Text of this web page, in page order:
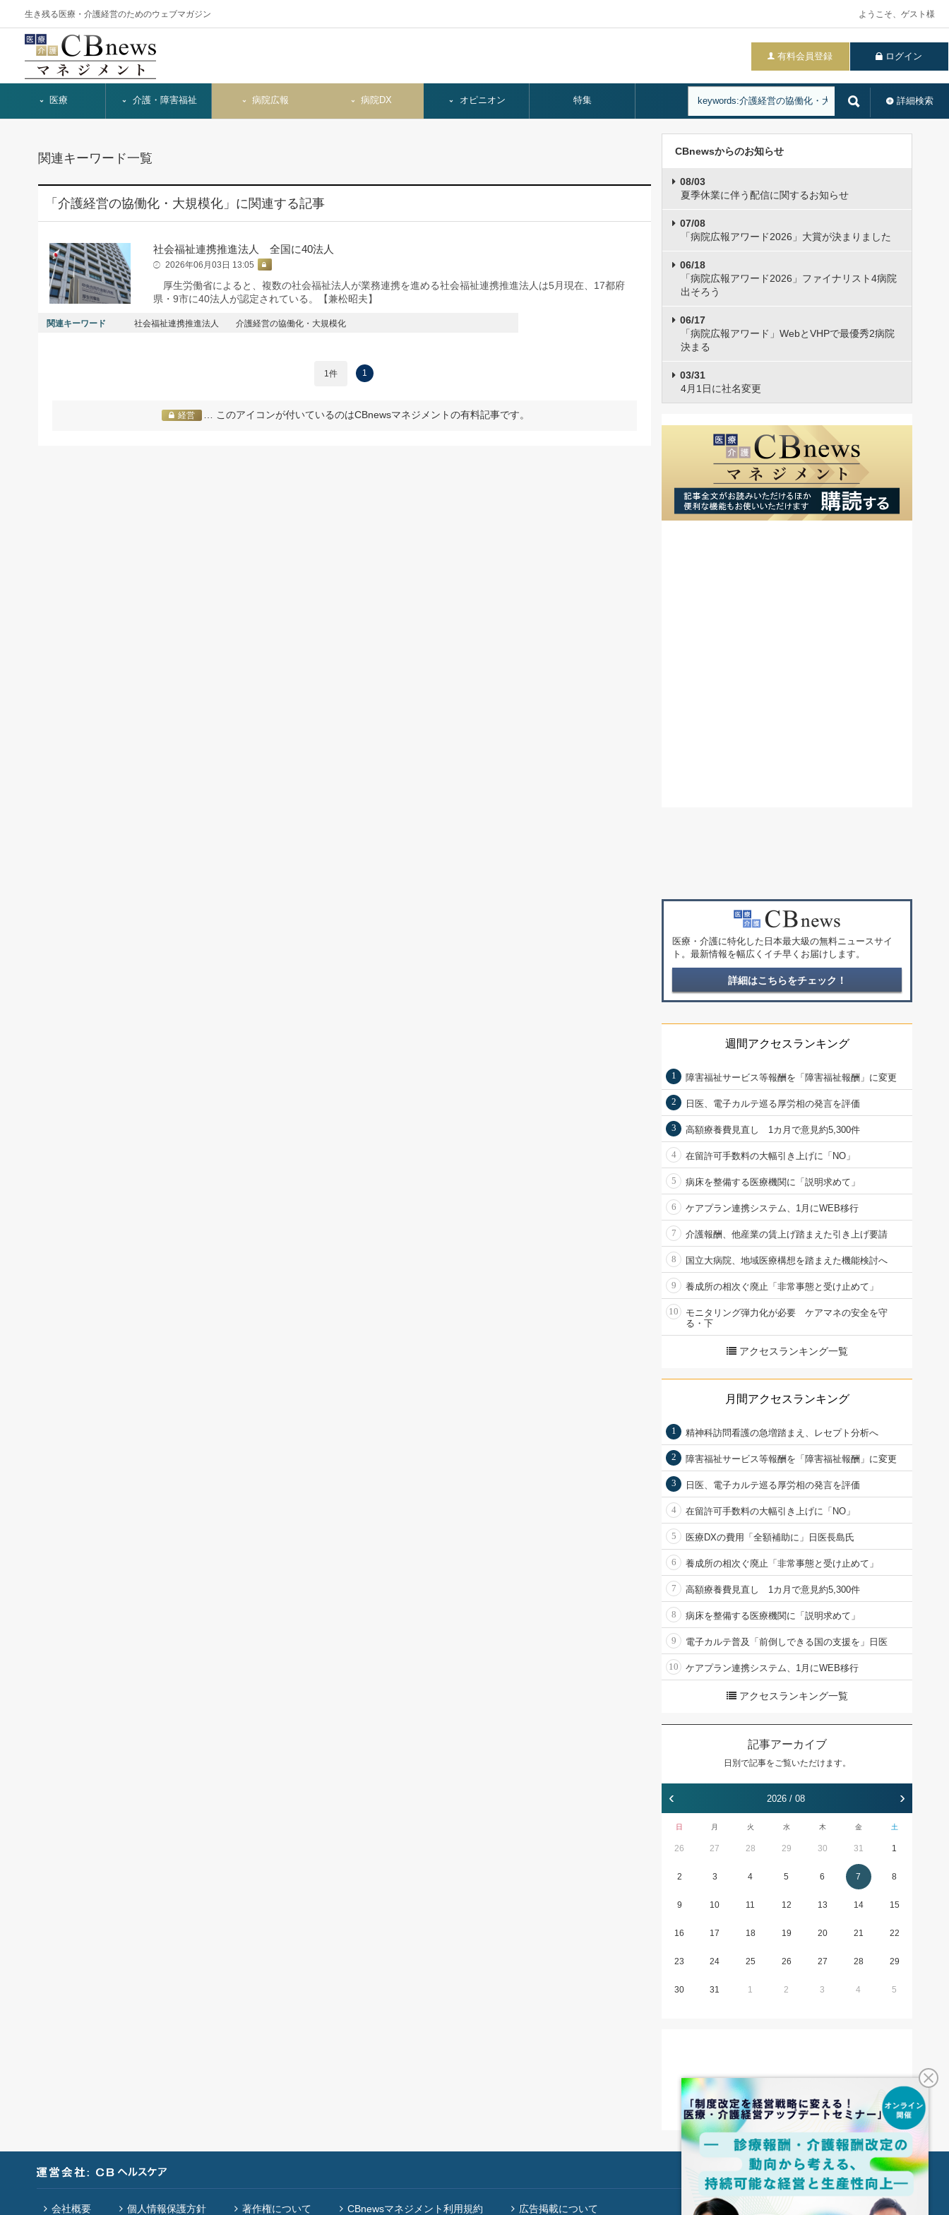
生き残る医療・介護経営のためのウェブマガジン ようこそ、ゲスト様
有料会員登録 ログイン
詳細検索
医療 介護・障害福祉 病院広報 病院DX オピニオン 特集
関連キーワード一覧
「介護経営の協働化・大規模化」に関連する記事
社会福祉連携推進法人 全国に40法人
2026年06月03日 13:05
厚生労働省によると、複数の社会福祉法人が業務連携を進める社会福祉連携推進法人は5月現在、17都府
県・9市に40法人が認定されている。【兼松昭夫】
関連キーワード 社会福祉連携推進法人 介護経営の協働化・大規模化
1件 1
経営 … このアイコンが付いているのはCBnewsマネジメントの有料記事です。
CBnewsからのお知らせ
08/03
夏季休業に伴う配信に関するお知らせ
07/08
「病院広報アワード2026」大賞が決まりました
06/18
「病院広報アワード2026」ファイナリスト4病院
出そろう
06/17
「病院広報アワード」WebとVHPで最優秀2病院
決まる
03/31
4月1日に社名変更
医療・介護に特化した日本最大級の無料ニュースサイ
ト。最新情報を幅広くイチ早くお届けします。
詳細はこちらをチェック！
週間アクセスランキング
1 障害福祉サービス等報酬を「障害福祉報酬」に変更
2 日医、電子カルテ巡る厚労相の発言を評価
3 高額療養費見直し 1カ月で意見約5,300件
4 在留許可手数料の大幅引き上げに「NO」
5 病床を整備する医療機関に「説明求めて」
6 ケアプラン連携システム、1月にWEB移行
7 介護報酬、他産業の賃上げ踏まえた引き上げ要請
8 国立大病院、地域医療構想を踏まえた機能検討へ
9 養成所の相次ぐ廃止「非常事態と受け止めて」
10
モニタリング弾力化が必要 ケアマネの安全を守
る・下
アクセスランキング一覧
月間アクセスランキング
1 精神科訪問看護の急増踏まえ、レセプト分析へ
2 障害福祉サービス等報酬を「障害福祉報酬」に変更
3 日医、電子カルテ巡る厚労相の発言を評価
4 在留許可手数料の大幅引き上げに「NO」
5 医療DXの費用「全額補助に」日医長島氏
6 養成所の相次ぐ廃止「非常事態と受け止めて」
7 高額療養費見直し 1カ月で意見約5,300件
8 病床を整備する医療機関に「説明求めて」
9 電子カルテ普及「前倒しできる国の支援を」日医
10 ケアプラン連携システム、1月にWEB移行
アクセスランキング一覧
記事アーカイブ
日別で記事をご覧いただけます。
‹ 2026 / 08 ›
日 月 火 水 木 金 土
26 27 28 29 30 31 1
2 3 4 5 6 7 8
9 10 11 12 13 14 15
16 17 18 19 20 21 22
23 24 25 26 27 28 29
30 31 1 2 3 4 5
会社概要 個人情報保護方針 著作権について CBnewsマネジメント利用規約 広告掲載について